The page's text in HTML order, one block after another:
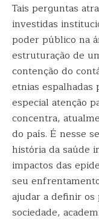
Tais perguntas
investidas
poder público na
estruturação de
contenção do
etnias
especial atenção
concentra,
do país. É nesse
história da saúde
impactos das
seu
ajudar a definir os
sociedade,